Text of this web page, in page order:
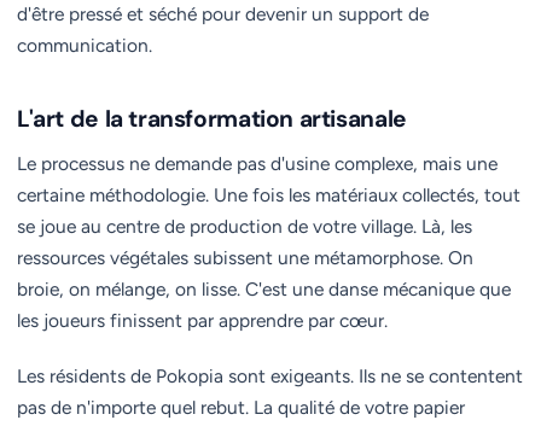
d'être pressé et séché pour devenir un support de
communication.
L'art de la transformation artisanale
Le processus ne demande pas d'usine complexe, mais une
certaine méthodologie. Une fois les matériaux collectés, tout
se joue au centre de production de votre village. Là, les
ressources végétales subissent une métamorphose. On
broie, on mélange, on lisse. C'est une danse mécanique que
les joueurs finissent par apprendre par cœur.
Les résidents de Pokopia sont exigeants. Ils ne se contentent
pas de n'importe quel rebut. La qualité de votre papier